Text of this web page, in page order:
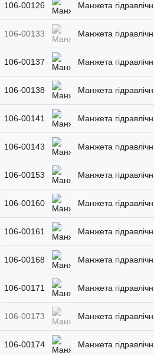
106-00126 Манжета
106-00133 Манжета
106-00137 Манжета
106-00138 Манжета
106-00141 Манжета
106-00143 Манжета
106-00153 Манжета
106-00160 Манжета
106-00161 Манжета
106-00168 Манжета
106-00171 Манжета
106-00173 Манжета
106-00174 Манжета